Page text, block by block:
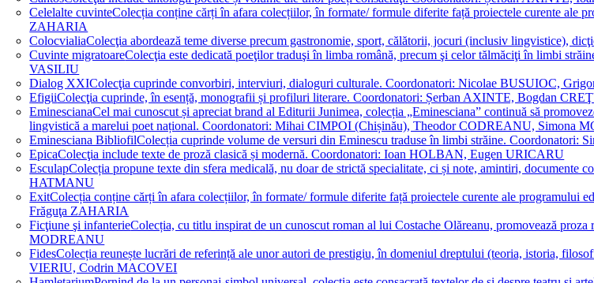
Celelalte cuvinteColecția conține cărți în afara colecțiilor, în formate/ formule diferite față proiectele curente
ZAHARIA
ColocvialiaColecţia abordează teme diverse precum gastronomie, sport, călătorii, jocuri (inclusiv lingvistice),
Cuvinte migratoareColecţia este dedicată poeţilor traduşi în limba română, precum şi celor tălmăciţi în limbi
VASILIU
Dialog XXIColecţia cuprinde convorbiri, interviuri, dialoguri culturale. Coordonatori: Nicolae BUSUIOC,
EfigiiColecţia cuprinde, în esență, monografii și profiluri literare. Coordonatori: Șerban AXINTE, Bogdan
EminescianaCel mai cunoscut și apreciat brand al Editurii Junimea, colecția „Eminesciana” continuă să
lingvistică a marelui poet național. Coordonatori: Mihai CIMPOI (Chișinău), Theodor CODREANU, Simona
Eminesciana BibliofilColecția cuprinde volume de versuri din Eminescu traduse în limbi străine.
EpicaColecţia include texte de proză clasică și modernă. Coordonatori: Ioan HOLBAN, Eugen URICARU
EsculapColecția propune texte din sfera medicală, nu doar de strictă specialitate, ci și note, amintiri,
HATMANU
ExitColecția conține cărți în afara colecțiilor, în formate/ formule diferite față proiectele curente ale
Frăguţa ZAHARIA
Ficţiune şi infanterieColecția, cu titlu inspirat de un cunoscut roman al lui Costache Olăreanu, promovează
MODREANU
FidesColecția reunește lucrări de referință ale unor autori de prestigiu, în domeniul dreptului (teoria, istoria,
VIERIU, Codrin MACOVEI